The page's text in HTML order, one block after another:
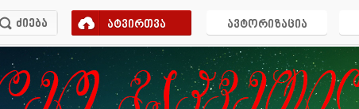
ატვირთვა ავტორიზაცია